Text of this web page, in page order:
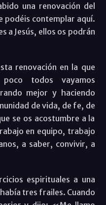
una renovación del
podéis contemplar aquí.
a Jesús, ellos os podrán
renovación en la que
todos vayamos
mejor y haciendo
de vida, de fe, de
se os acostumbre a la
en equipo, trabajo
a saber, convivir, a
espirituales a una
tres frailes. Cuando